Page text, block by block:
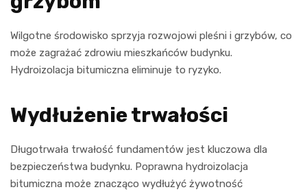
Wilgotne środowisko sprzyja rozwojowi pleśni i grzybów, co
może zagrażać zdrowiu mieszkańców budynku.
Hydroizolacja bitumiczna eliminuje to ryzyko.
Wydłużenie trwałości
Długotrwała trwałość fundamentów jest kluczowa dla
bezpieczeństwa budynku. Poprawna hydroizolacja
bitumiczna może znacząco wydłużyć żywotność